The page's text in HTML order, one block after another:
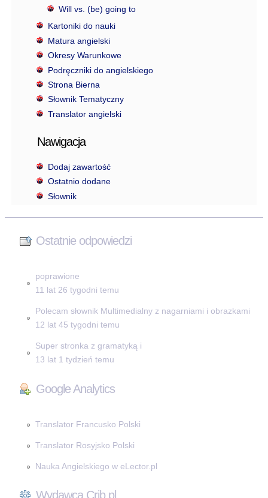
Will vs. (be) going to
Kartoniki do nauki
Matura angielski
Okresy Warunkowe
Podręczniki do angielskiego
Strona Bierna
Słownik Tematyczny
Translator angielski
Nawigacja
Dodaj zawartość
Ostatnio dodane
Słownik
Ostatnie odpowiedzi
poprawione
11 lat 26 tygodni temu
Polecam słownik Multimedialny z nagarniami i obrazkami
12 lat 45 tygodni temu
Super stronka z gramatyką i
13 lat 1 tydzień temu
Google Analytics
Translator Francusko Polski
Translator Rosyjsko Polski
Nauka Angielskiego w eLector.pl
Wydawca Crib.pl